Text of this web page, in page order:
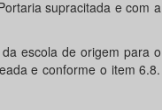
supracitada e com a
escola de origem para o
e conforme o item 6.8.